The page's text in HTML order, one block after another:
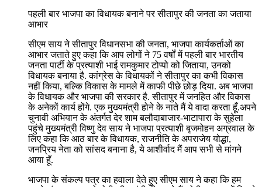
पहली बार भाजपा का विधायक बनाने पर सीतापुर की जनता का जताया
आभार
सीएम साय ने सीतापुर विधानसभा की जनता, भाजपा कार्यकर्ताओं का
आभार जताते हुए कहा कि आप लोगों ने 75 वर्षों में पहली बार भारतीय
जनता पार्टी के प्रत्याशी भाई रामकुमार टोप्पो को जिताया, उनको
विधायक बनाया है. कांग्रेस के विधायकों ने सीतापुर का कभी विकास
नहीं किया, बल्कि विकास के मामले में काफी पीछे छोड़ दिया. अब भाजपा
के विधायक और भाजपा की सरकार है. सीतापुर में जनहित और विकास
के अनेकों कार्य होंगे. एक मुख्यमंत्री होने के नाते मैं ये वादा करता हूँ.अपने
चुनावी अभियान के अंतर्गत देर शाम बलौदाबाजार-भाटापारा के सुहेला
पहुंचे मुख्यमंत्री विष्णु देव साय ने भाजपा प्रत्याशी बृजमोहन अग्रवाल के
लिए कहा कि आठ बार के विधायक, राजनीति के अपराजेय योद्धा,
जनप्रिय नेता को सांसद बनाना है, ये आशीर्वाद मैं आप सभी से मांगने
आया हूँ.
भाजपा के संकल्प पत्र का हवाला देते हुए सीएम साय ने कहा कि हम